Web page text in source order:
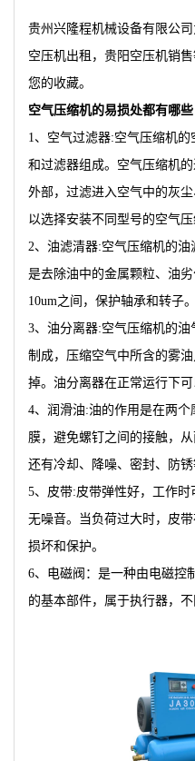
贵州兴隆程机械设备有限公
空压机出租，贵阳空压机销
您的收藏。
空气压缩机的易损处都有哪些
1、空气过滤器:空气压缩机
和过滤器组成。空气压缩机
外部，过滤进入空气中的灰
以选择安装不同型号的空气压
2、油滤清器:空气压缩机的
是去除油中的金属颗粒、油
10um之间，保护轴承和转子。
3、油分离器:空气压缩机的
制成，压缩空气中所含的雾
掉。油分离器在正常运行下可
4、润滑油:油的作用是在两
膜，避免螺钉之间的接触，
还有冷却、降噪、密封、防锈
5、皮带:皮带弹性好，工作时
无噪音。当负荷过大时，皮
损坏和保护。
6、电磁阀：是一种由电磁控
的基本部件，属于执行器，不